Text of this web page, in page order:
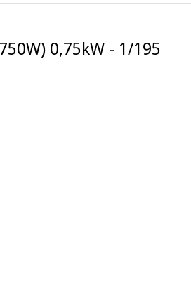
0,75kW - 1/195